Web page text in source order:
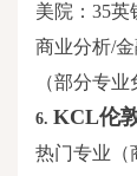
美院： 35英
商业分析/
（部分专业
6. KCL伦
热门专业（